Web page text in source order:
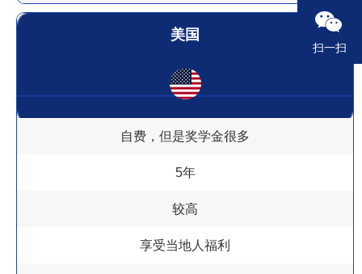
美国
自费，但是奖学金很多
5年
较高
享受当地人福利
扫一扫